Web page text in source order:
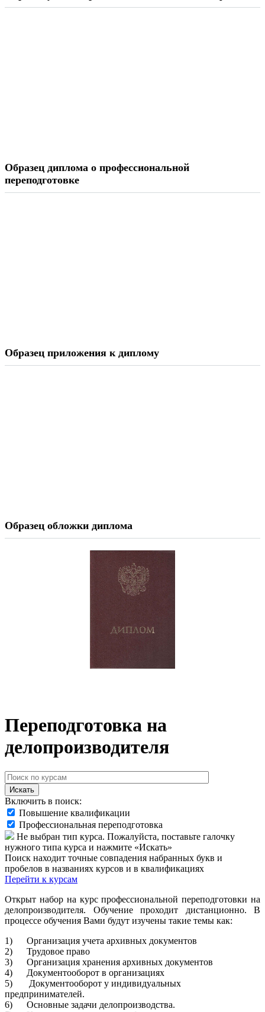
Образец диплома о профессиональной
переподготовке
Образец приложения к диплому
Образец обложки диплома
Переподготовка на
делопроизводителя
Искать
Включить в поиск:
Повышение квалификации
Профессиональная переподготовка
Не выбран тип курса. Пожалуйста, поставьте галочку
нужного типа курса и нажмите «Искать»
Поиск находит точные совпадения набранных букв и
пробелов в названиях курсов и в квалификациях
Перейти к курсам
Открыт набор на курс профессиональной переподготовки на
делопроизводителя. Обучение проходит дистанционно. В
процессе обучения Вами будут изучены такие темы как:
1) Организация учета архивных документов
2) Трудовое право
3) Организация хранения архивных документов
4) Документооборот в организациях
5) Документооборот у индивидуальных
предпринимателей.
6) Основные задачи делопроизводства.